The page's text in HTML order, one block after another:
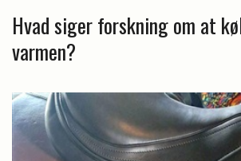
Hvad siger forskning om at
varmen?